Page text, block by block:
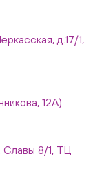
д.17/1,
12А)
Славы 8/1, ТЦ